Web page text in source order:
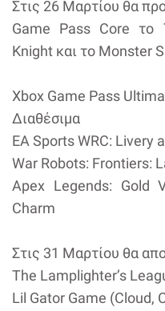
Στις 26 Μαρτίου θα
Game Pass Core το
Knight και το Monster
Xbox Game Pass
Διαθέσιμα
EA Sports WRC: Livery
War Robots: Frontiers:
Apex Legends: Gold
Charm
Στις 31 Μαρτίου θα
The Lamplighter’s
Lil Gator Game (Cloud,